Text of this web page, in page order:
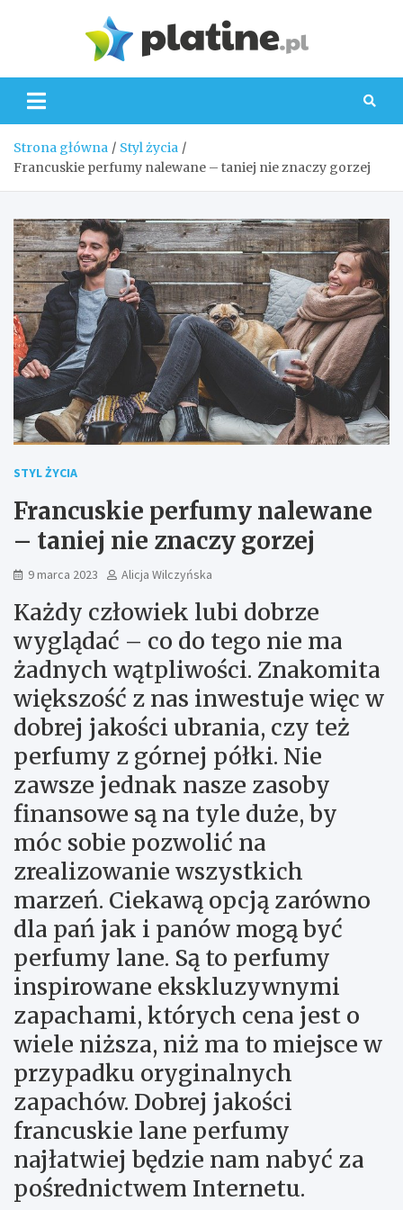
Strona główna
Styl życia
Francuskie perfumy nalewane – taniej nie znaczy gorzej
STYL ŻYCIA
Francuskie perfumy nalewane
– taniej nie znaczy gorzej
9 marca 2023 Alicja Wilczyńska
Każdy człowiek lubi dobrze
wyglądać – co do tego nie ma
żadnych wątpliwości. Znakomita
większość z nas inwestuje więc w
dobrej jakości ubrania, czy też
perfumy z górnej półki. Nie
zawsze jednak nasze zasoby
finansowe są na tyle duże, by
móc sobie pozwolić na
zrealizowanie wszystkich
marzeń. Ciekawą opcją zarówno
dla pań jak i panów mogą być
perfumy lane. Są to perfumy
inspirowane ekskluzywnymi
zapachami, których cena jest o
wiele niższa, niż ma to miejsce w
przypadku oryginalnych
zapachów. Dobrej jakości
francuskie lane perfumy
najłatwiej będzie nam nabyć za
pośrednictwem Internetu.